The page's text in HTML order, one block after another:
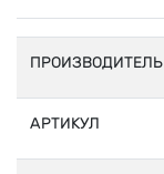
ПРОИЗВОДИТЕЛЬ
АРТИКУЛ